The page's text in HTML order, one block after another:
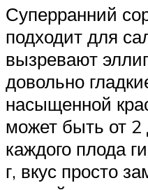
Суперранний
подходит для
вызревают
довольно
насыщенной
может быть от
каждого плода
г, вкус просто